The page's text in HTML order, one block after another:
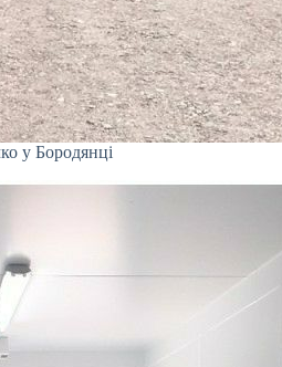
у Бородянці